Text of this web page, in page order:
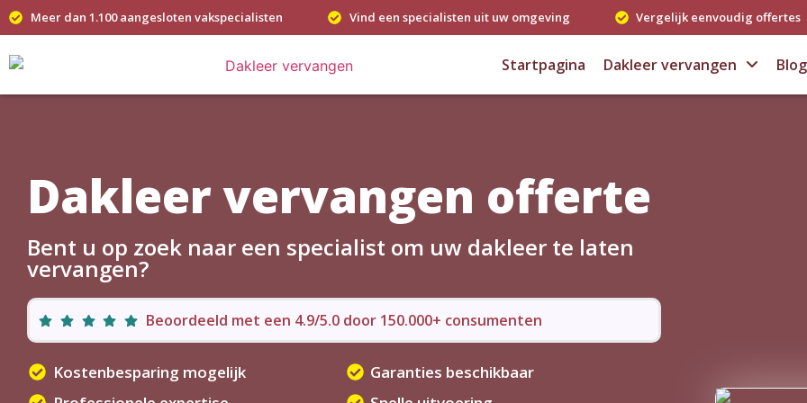
Meer dan 1.100 aangesloten vakspecialisten Vind een specialisten uit uw omgeving Vergelijk eenvoudig offertes
Startpagina Dakleer vervangen Blog
Dakleer vervangen offerte
Bent u op zoek naar een specialist om uw dakleer te laten
vervangen?
Beoordeeld met een 4.9/5.0 door 150.000+ consumenten
Kostenbesparing mogelijk
Garanties beschikbaar